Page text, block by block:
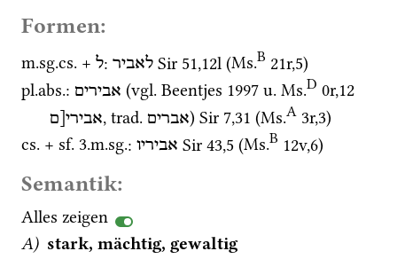
Formen:
m.sg.cs. + ל: לאביר Sir 51,12l (Ms.B 21r,5)
pl.abs.: אבירים (vgl. Beentjes 1997 u. Ms.D 0r,12
אבירי[ם, trad. אברים) Sir 7,31 (Ms.A 3r,3)
cs. + sf. 3.m.sg.: אביריו Sir 43,5 (Ms.B 12v,6)
Semantik:
Alles zeigen
A) stark, mächtig, gewaltig